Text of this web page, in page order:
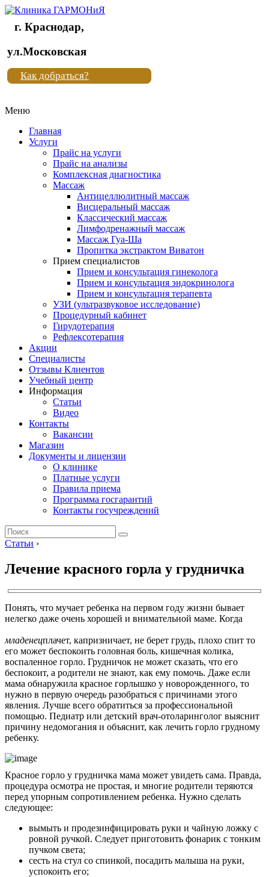
Клиника
"Новая
жизнь"
Клиника
жизнь"
г. Краснодар,
ул.Московская
Как добраться?
Меню
Главная
Услуги
Прайс на услуги
Прайс на анализы
Комплексная диагностика
Массаж
Антицеллюлитный массаж
Висцеральный массаж
Классический массаж
Лимфодренажный массаж
Массаж Гуа-Ша
Пропитка экстрактом Виватон
Прием специалистов
Прием и консультация гинеколога
Прием и консультация эндокринолога
Прием и консультация терапевта
УЗИ (ультразвуковое исследование)
Процедурный кабинет
Гирудотерапия
Рефлексотерапия
Акции
Специалисты
Отзывы Клиентов
Учебный центр
Информация
Статьи
Видео
Контакты
Вакансии
Магазин
Документы и лицензии
О клинике
Платные услуги
Правила приема
Программа госгарантий
Контакты госучреждений
Статьи ›
Лечение красного горла у грудничка
Понять, что мучает ребенка на первом году жизни бывает
нелегко даже очень хорошей и внимательной маме. Когда
младенецплачет, капризничает, не берет грудь, плохо спит то
его может беспокоить головная боль, кишечная колика,
воспаленное горло. Грудничок не может сказать, что его
беспокоит, а родители не знают, как ему помочь. Даже если
мама обнаружила красное горлышко у новорожденного, то
нужно в первую очередь разобраться с причинами этого
явления. Лучше всего обратиться за профессиональной
помощью. Педиатр или детский врач-отоларинголог выяснит
причину недомогания и объяснит, как лечить горло грудному
ребенку.
Красное горло у грудничка мама может увидеть сама. Правда,
процедура осмотра не простая, и многие родители теряются
перед упорным сопротивлением ребенка. Нужно сделать
следующее:
вымыть и продезинфицировать руки и чайную ложку с
ровной ручкой. Следует приготовить фонарик с тонким
пучком света;
сесть на стул со спинкой, посадить малыша на руки,
успокоить его;